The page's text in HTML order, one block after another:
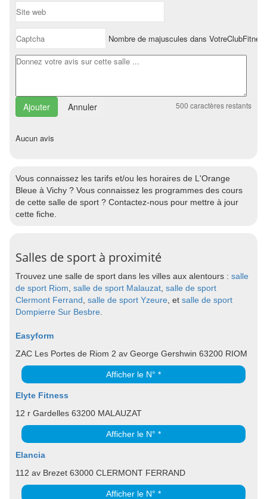
Nombre de majuscules dans
Annuler 500 caractères restants
Aucun avis
Vous connaissez les tarifs et/ou les horaires de L'Orange
Bleue à Vichy ? Vous connaissez les programmes des cours
de cette salle de sport ? Contactez-nous pour mettre à jour
cette fiche.
Salles de sport à proximité
Trouvez une salle de sport dans les villes aux alentours : salle
de sport Riom salle de sport Malauzat salle de sport
Clermont Ferrand salle de sport Yzeure , et salle de sport
Dompierre Sur Besbre
Easyform
ZAC Les Portes de Riom 2 av George Gershwin 63200 RIOM
Afficher le N° *
Elyte Fitness
12 r Gardelles 63200 MALAUZAT
Afficher le N° *
Elancia
112 av Brezet 63000 CLERMONT FERRAND
Afficher le N° *